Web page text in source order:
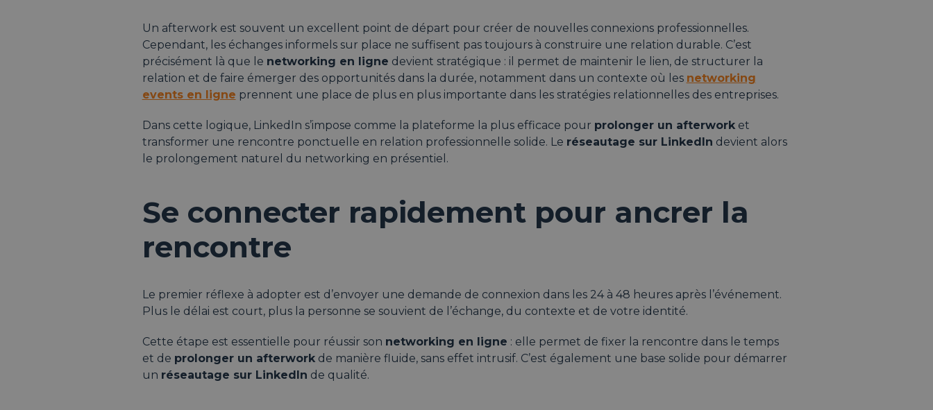
Un afterwork est souvent un excellent point de départ pour créer de nouvelles connexions professionnelles.
Cependant, les échanges informels sur place ne suffisent pas toujours à construire une relation durable. C’est
précisément là que le networking en ligne devient stratégique : il permet de maintenir le lien, de structurer la
relation et de faire émerger des opportunités dans la durée, notamment dans un contexte où les networking
events en ligne prennent une place de plus en plus importante dans les stratégies relationnelles des entreprises.
Dans cette logique, LinkedIn s’impose comme la plateforme la plus efficace pour prolonger un afterworket
transformer une rencontre ponctuelle en relation professionnelle solide. Le réseautage sur LinkedIn devient alors
le prolongement naturel du networking en présentiel.
Se connecter rapidement pour ancrer la
rencontre
Le premier réflexe à adopter est d’envoyer une demande de connexion dans les 24 à 48 heures après l’événement.
Plus le délai est court, plus la personne se souvient de l’échange, du contexte et de votre identité.
Cette étape est essentielle pour réussir son networking en ligne : elle permet de fixer la rencontre dans le temps
et de prolonger un afterworkde manière fluide, sans effet intrusif. C’est également une base solide pour démarrer
un réseautage sur LinkedIn de qualité.